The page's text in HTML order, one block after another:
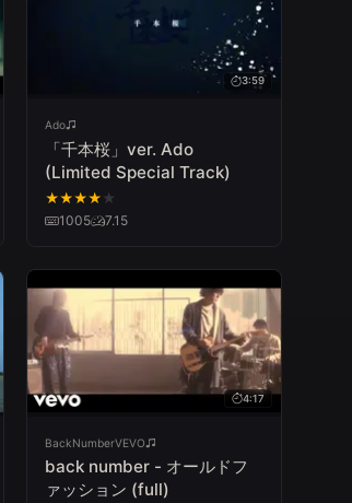
3:59
Ado
「千本桜」ver. Ado
(Limited Special Track)
★★★★ ★
1005
7.15
4:17
BackNumberVEVO
back number - オールドフ
ァッション (full)